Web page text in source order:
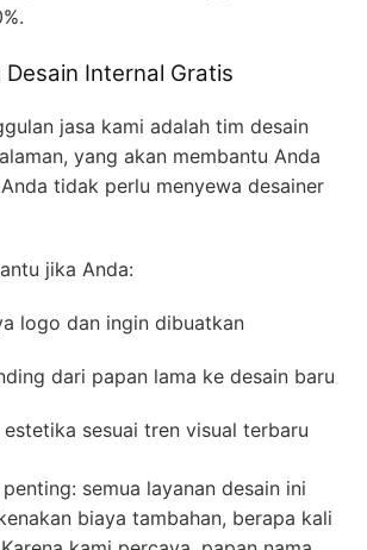
Desain Internal Gratis
jasa kami adalah tim desain
yang akan membantu Anda
tidak perlu menyewa desainer
jika Anda:
logo dan ingin dibuatkan
dari papan lama ke desain baru
estetika sesuai tren visual terbaru
semua layanan desain ini
biaya tambahan, berapa kali